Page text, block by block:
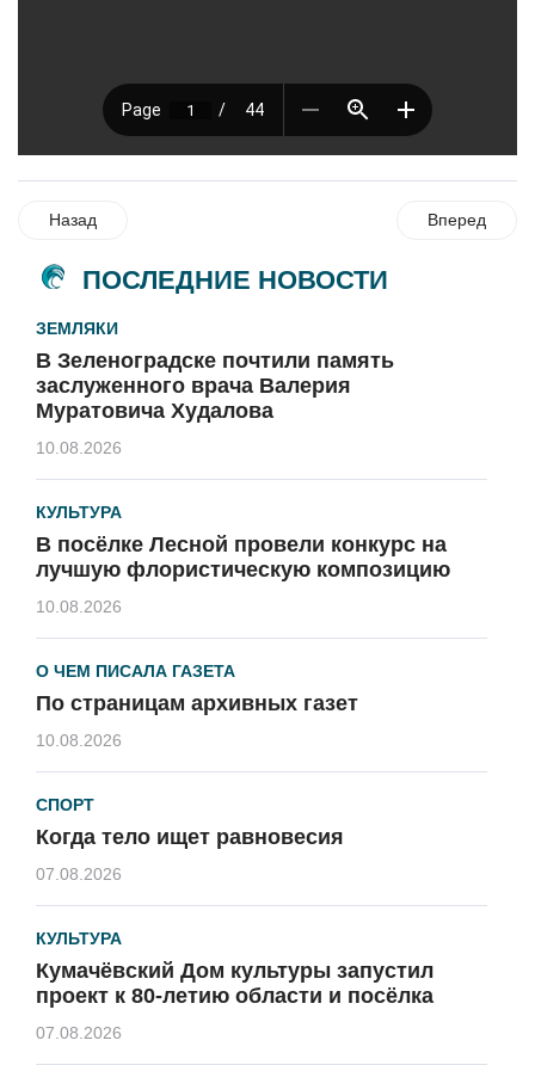
Назад Вперед
ПОСЛЕДНИЕ НОВОСТИ
ЗЕМЛЯКИ
В Зеленоградске почтили память
заслуженного врача Валерия
Муратовича Худалова
10.08.2026
КУЛЬТУРА
В посёлке Лесной провели конкурс на
лучшую флористическую композицию
10.08.2026
О ЧЕМ ПИСАЛА ГАЗЕТА
По страницам архивных газет
10.08.2026
СПОРТ
Когда тело ищет равновесия
07.08.2026
КУЛЬТУРА
Кумачёвский Дом культуры запустил
проект к 80-летию области и посёлка
07.08.2026